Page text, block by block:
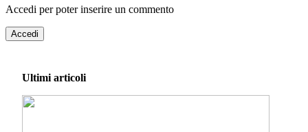
Accedi per poter inserire un commento
Accedi
Ultimi articoli